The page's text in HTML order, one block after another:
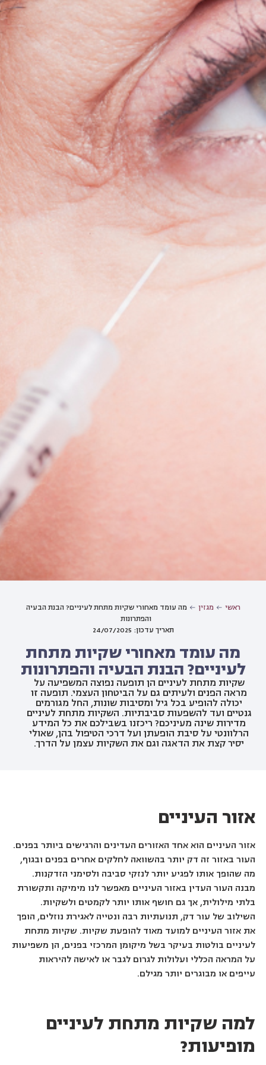
ראשי מגזין
מה עומד מאחורי שקיות מתחת לעיניים? הבנת הבעיה
והפתרונות
תאריך עדכון: 24/07/2025
מה עומד מאחורי שקיות מתחת
לעיניים? הבנת הבעיה והפתרונות
שקיות מתחת לעיניים הן תופעה נפוצה המשפיעה על
מראה הפנים ולעיתים גם על הביטחון העצמי. תופעה זו
יכולה להופיע בכל גיל ומסיבות שונות, החל מגורמים
גנטיים ועד להשפעות סביבתיות. השקיות מתחת לעיניים
מדירות שינה מעיניכם? ריכזנו בשבילכם את כל המידע
הרלוונטי על סיבת הופעתן ועל דרכי הטיפול בהן, שאולי
יסיר קצת את הדאגה וגם את השקיות עצמן על הדרך.
אזור העיניים
אזור העיניים הוא אחד האזורים העדינים והרגישים ביותר בפנים.
העור באזור זה דק יותר בהשוואה לחלקים אחרים בפנים ובגוף,
מה שהופך אותו לפגיע יותר לנזקי סביבה ולסימני הזדקנות.
מבנה העור העדין באזור העיניים מאפשר לנו מימיקה ותקשורת
בלתי מילולית, אך גם חושף אותו יותר לקמטים ולשקיות.
השילוב של עור דק, תנועתיות רבה ונטייה לאגירת נוזלים, הופך
את אזור העיניים למועד מאוד להופעת שקיות. שקיות מתחת
לעיניים בולטות בעיקר בשל מיקומן המרכזי בפנים, הן משפיעות
על המראה הכללי ועלולות לגרום לגבר או לאישה להיראות
עייפים או מבוגרים יותר מגילם.
למה שקיות מתחת לעיניים
מופיעות?